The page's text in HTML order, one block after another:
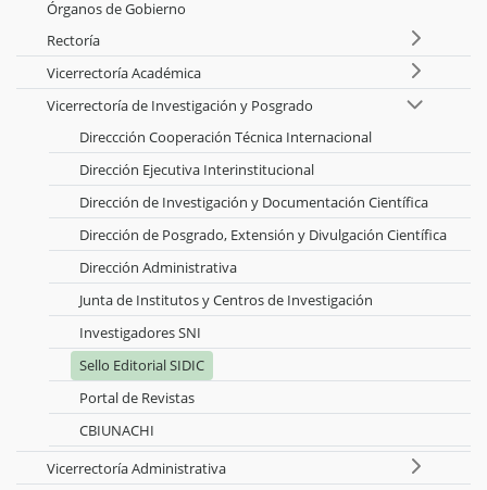
Órganos de Gobierno
Rectoría
Vicerrectoría Académica
Vicerrectoría de Investigación y Posgrado
Direccción Cooperación Técnica Internacional
Dirección Ejecutiva Interinstitucional
Dirección de Investigación y Documentación Científica
Dirección de Posgrado, Extensión y Divulgación Científica
Dirección Administrativa
Junta de Institutos y Centros de Investigación
Investigadores SNI
Sello Editorial SIDIC
Portal de Revistas
CBIUNACHI
Vicerrectoría Administrativa